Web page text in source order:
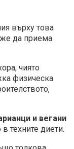
върху това
да приема
чиято
физическа
и вегани
техните диети.